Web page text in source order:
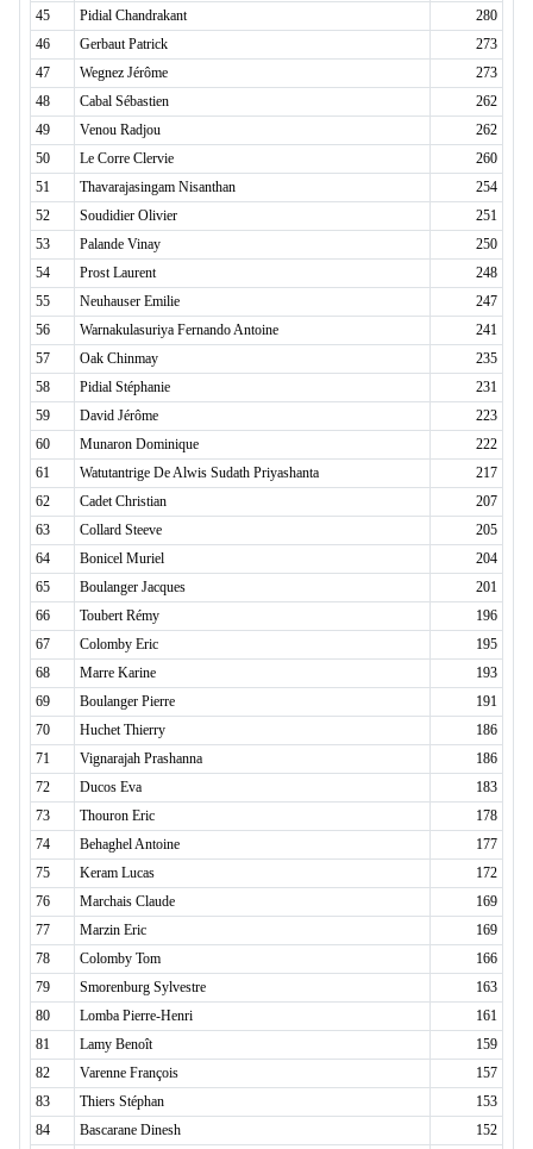
45
Pidial Chandrakant
280
46
Gerbaut Patrick
273
47
Wegnez Jérôme
273
48
Cabal Sébastien
262
49
Venou Radjou
262
50
Le Corre Clervie
260
51
Thavarajasingam Nisanthan
254
52
Soudidier Olivier
251
53
Palande Vinay
250
54
Prost Laurent
248
55
Neuhauser Emilie
247
56
Warnakulasuriya Fernando Antoine
241
57
Oak Chinmay
235
58
Pidial Stéphanie
231
59
David Jérôme
223
60
Munaron Dominique
222
61
Watutantrige De Alwis Sudath Priyashanta
217
62
Cadet Christian
207
63
Collard Steeve
205
64
Bonicel Muriel
204
65
Boulanger Jacques
201
66
Toubert Rémy
196
67
Colomby Eric
195
68
Marre Karine
193
69
Boulanger Pierre
191
70
Huchet Thierry
186
71
Vignarajah Prashanna
186
72
Ducos Eva
183
73
Thouron Eric
178
74
Behaghel Antoine
177
75
Keram Lucas
172
76
Marchais Claude
169
77
Marzin Eric
169
78
Colomby Tom
166
79
Smorenburg Sylvestre
163
80
Lomba Pierre-Henri
161
81
Lamy Benoît
159
82
Varenne François
157
83
Thiers Stéphan
153
84
Bascarane Dinesh
152